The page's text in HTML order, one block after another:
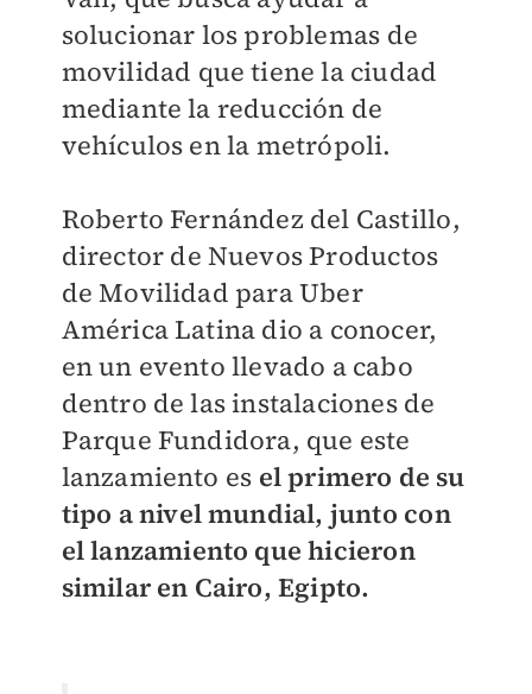
solucionar los problemas de
movilidad que tiene la ciudad
mediante la reducción de
vehículos en la metrópoli.
Roberto Fernández del Castillo,
director de Nuevos Productos
de Movilidad para Uber
América Latina dio a conocer,
en un evento llevado a cabo
dentro de las instalaciones de
Parque Fundidora, que este
lanzamiento es el primero de su
tipo a nivel mundial, junto con
el lanzamiento que hicieron
similar en Cairo, Egipto.